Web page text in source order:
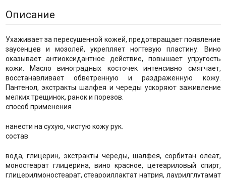
Описание
Ухаживает за пересушенной кожей, предотвращает появление
заусенцев и мозолей, укрепляет ногтевую пластину. Вино
оказывает антиоксидантное действие, повышает упругость
кожи. Масло виноградных косточек интенсивно смягчает,
восстанавливает обветренную и раздраженную кожу.
Пантенол, экстракты шалфея и череды ускоряют заживление
мелких трещинок, ранок и порезов.
способ применения
нанести на сухую, чистую кожу рук.
состав
вода, глицерин, экстракты череды, шалфея, сорбитан олеат,
моностеарат глицерина, вино красное, цетеариловый спирт,
глицерилмоностеарат, стеароиллактат натрия, лаурилглутамат